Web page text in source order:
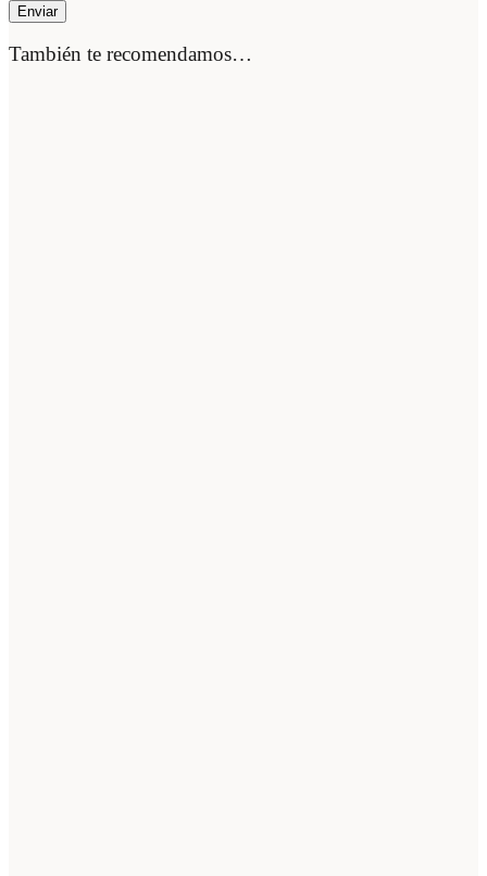
También te recomendamos…